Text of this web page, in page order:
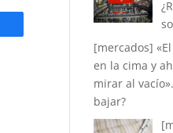
[mercados]
en la cima y
mirar al
bajar?